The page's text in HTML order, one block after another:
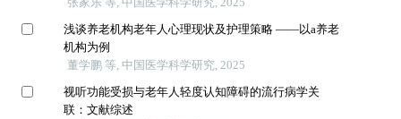
浅谈养老机构老年人心理现状及护理策略 ——以a养老
机构为例
董学鹏 等, 中国医学科学研究, 2025
视听功能受损与老年人轻度认知障碍的流行病学关
联：文献综述